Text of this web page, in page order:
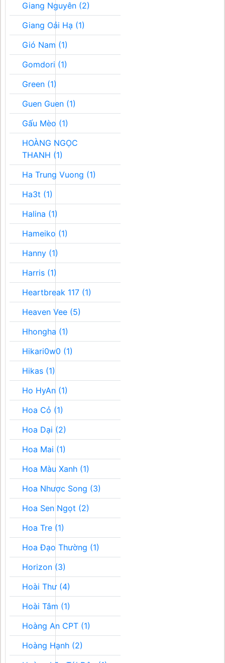
Giang Nguyên (2)
Giang Oải Hạ (1)
Gió Nam (1)
Gomdori (1)
Green (1)
Guen Guen (1)
Gấu Mèo (1)
HOÀNG NGỌC
THANH (1)
Ha Trung Vuong (1)
Ha3t (1)
Halina (1)
Hameiko (1)
Hanny (1)
Harris (1)
Heartbreak 117 (1)
Heaven Vee (5)
Hhongha (1)
Hikari0w0 (1)
Hikas (1)
Ho HyAn (1)
Hoa Cỏ (1)
Hoa Dại (2)
Hoa Mai (1)
Hoa Màu Xanh (1)
Hoa Nhược Song (3)
Hoa Sen Ngọt (2)
Hoa Tre (1)
Hoa Đạo Thường (1)
Horizon (3)
Hoài Thư (4)
Hoài Tâm (1)
Hoàng An CPT (1)
Hoàng Hạnh (2)